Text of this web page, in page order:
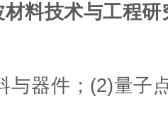
料技术与工程
与器件；(2)量子